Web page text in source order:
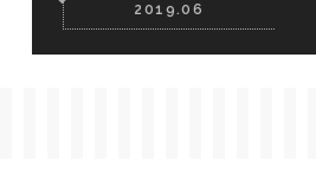
2019.06